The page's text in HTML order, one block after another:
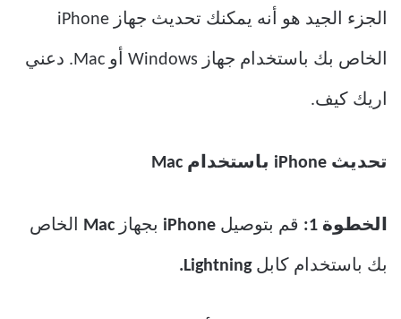
الجزء الجيد هو أنه يمكنك تحديث جهاز iPhone
الخاص بك باستخدام جهاز Windows أو Mac. دعني
اريك كيف.
تحديث iPhone باستخدام Mac
الخطوة 1: قم بتوصيل iPhone بجهاز Mac الخاص
بك باستخدام كابلLightning.